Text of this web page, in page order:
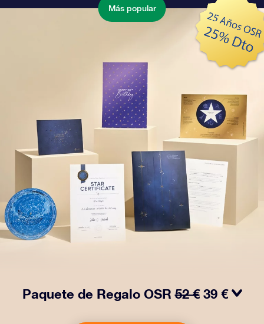
Más popular
Paquete de Regalo OSR52 € 39 €